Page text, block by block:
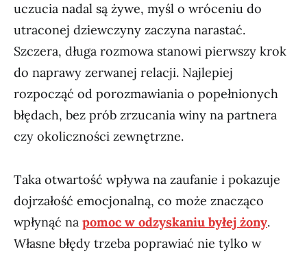
uczucia nadal są żywe, myśl o wróceniu do
utraconej dziewczyny zaczyna narastać.
Szczera, długa rozmowa stanowi pierwszy krok
do naprawy zerwanej relacji. Najlepiej
rozpocząć od porozmawiania o popełnionych
błędach, bez prób zrzucania winy na partnera
czy okoliczności zewnętrzne.
Taka otwartość wpływa na zaufanie i pokazuje
dojrzałość emocjonalną, co może znacząco
wpłynąć na pomoc w odzyskaniu byłej żony.
Własne błędy trzeba poprawiać nie tylko w